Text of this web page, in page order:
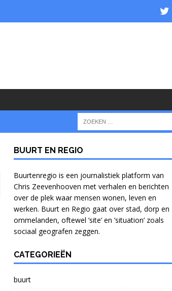
BUURT EN REGIO
Buurtenregio is een journalistiek platform van
Chris Zeevenhooven met verhalen en berichten
over de plek waar mensen wonen, leven en
werken. Buurt en Regio gaat over stad, dorp en
ommelanden, oftewel ’site’ en ’situation’ zoals
sociaal geografen zeggen.
CATEGORIEËN
buurt